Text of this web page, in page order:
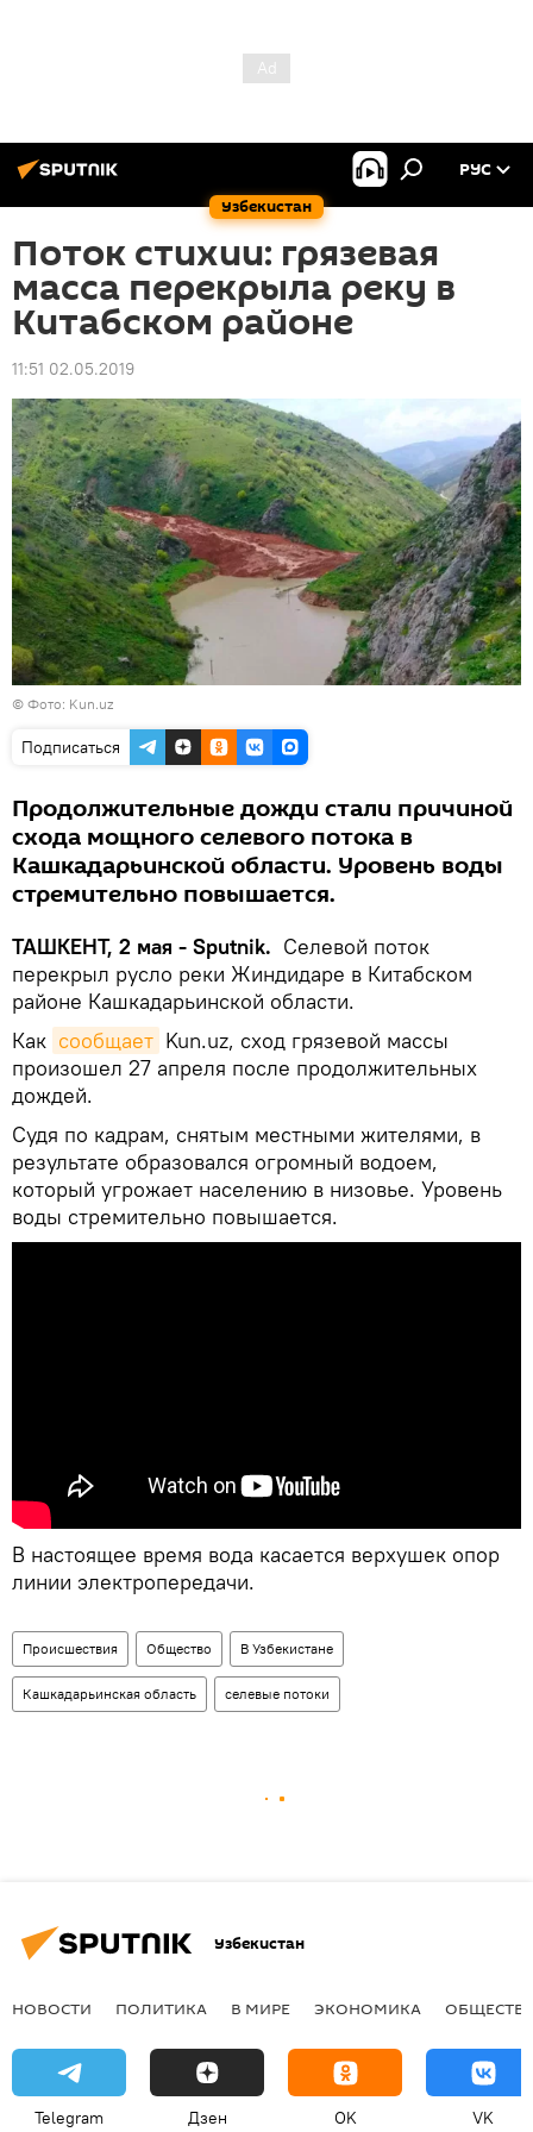
Узбекистан
РУС
Поток стихии: грязевая
масса перекрыла реку в
Китабском районе
11:51 02.05.2019
© Фото: Kun.uz
Подписаться
Продолжительные дожди стали причиной
схода мощного селевого потока в
Кашкадарьинской области. Уровень воды
стремительно повышается.
ТАШКЕНТ, 2 мая - Sputnik. Селевой поток
перекрыл русло реки Жиндидаре в Китабском
районе Кашкадарьинской области.
Как сообщает Kun.uz, сход грязевой массы
произошел 27 апреля после продолжительных
дождей.
Судя по кадрам, снятым местными жителями, в
результате образовался огромный водоем,
который угрожает населению в низовье. Уровень
воды стремительно повышается.
В настоящее время вода касается верхушек опор
линии электропередачи.
Происшествия Общество В Узбекистане
Кашкадарьинская область селевые потоки
Узбекистан
НОВОСТИ ПОЛИТИКА В МИРЕ ЭКОНОМИКА
Telegram Дзен OK VK